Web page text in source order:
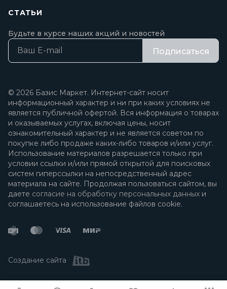
СТАТЬИ
Будьте в курсе наших акций и новостей
Подписаться
© 2026 Базис Маркет. Интернет-сайт носит
информационный характер и ни при каких условиях не
является публичной офертой. Вся информация о товарах
и оказываемых услугах, включая цены, носит
ознакомительный характер и не является советом по
покупке либо продаже каких-либо товаров и/или услуг.
Использование материалов разрешается только при
условии ссылки и/или прямой открытой для поисковых
систем гиперссылки на непосредственный адрес
материала на сайте. Продолжая пользоваться сайтом, вы
даете согласие на обработку персональных данных и
соглашаетесь на использование файлов cookie.
Создание сайта